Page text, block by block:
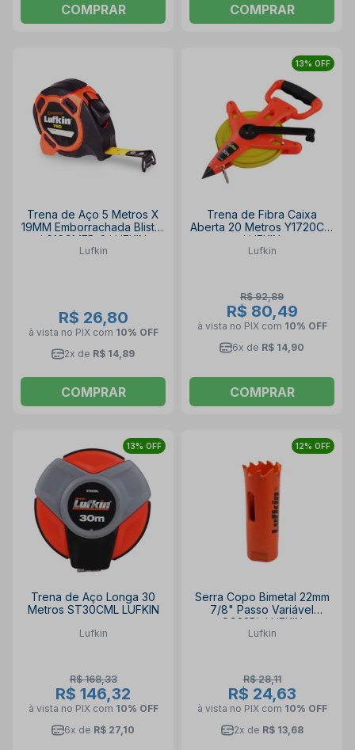
COMPRAR COMPRAR
Trena de Aço 5 Metros X
19MM Emborrachada Blister
L616CMEB-2 LUFKIN
Lufkin
R$ 26,80
à vista no PIX com 10% OFF
2x de R$ 14,89
COMPRAR
13% OFF
Trena de Fibra Caixa
Aberta 20 Metros Y1720CM
LUFKIN
Lufkin
R$ 92,89
R$ 80,49
à vista no PIX com 10% OFF
6x de R$ 14,90
COMPRAR
13% OFF
Trena de Aço Longa 30
Metros ST30CML LUFKIN
Lufkin
R$ 168,33
R$ 146,32
à vista no PIX com 10% OFF
6x de R$ 27,10
12% OFF
Serra Copo Bimetal 22mm
7/8" Passo Variável
SC22BL LUFKIN
Lufkin
R$ 28,11
R$ 24,63
à vista no PIX com 10% OFF
2x de R$ 13,68